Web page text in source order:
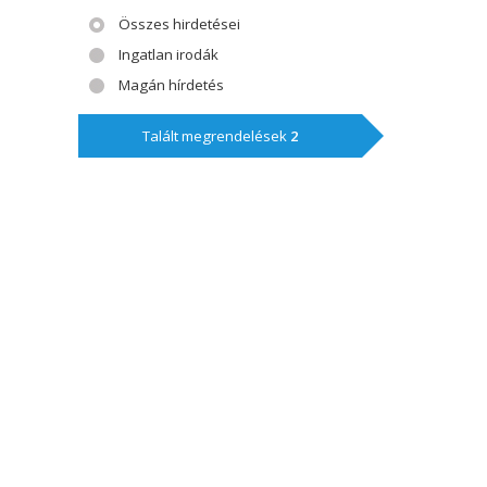
Összes hirdetései
Ingatlan irodák
Magán hírdetés
Talált megrendelések 2